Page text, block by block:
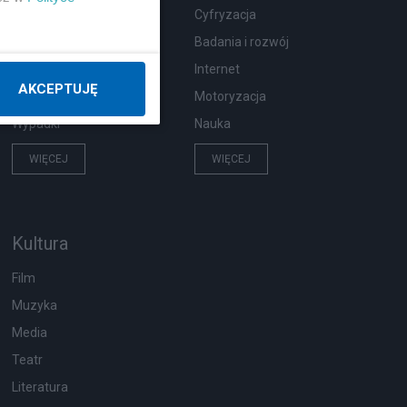
Ekologia
Wypadki
WIĘCEJ
Cyfryzacja
Badania i rozwój
Internet
Motoryzacja
Nauka
WIĘCEJ
Kultura
Film
Muzyka
Media
Teatr
Literatura
AKCEPTUJĘ